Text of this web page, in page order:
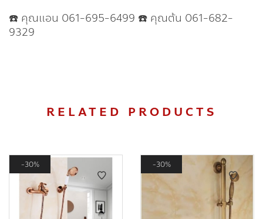
☎️ คุณแอน 061-695-6499 ☎️ คุณต้น 061-682-
9329
RELATED PRODUCTS
30% 30%